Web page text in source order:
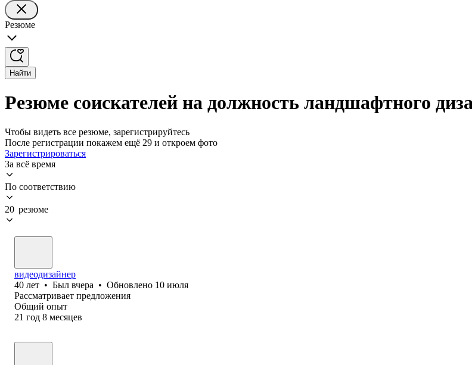
Резюме
Найти
Резюме соискателей на должность ландшафтного
Чтобы видеть все резюме, зарегистрируйтесь
После регистрации покажем ещё 29 и откроем фото
Зарегистрироваться
За всё время
По соответствию
20 резюме
видеодизайнер
40 лет • Был вчера • Обновлено 10 июля
Рассматривает предложения
Общий опыт
21 год 8 месяцев